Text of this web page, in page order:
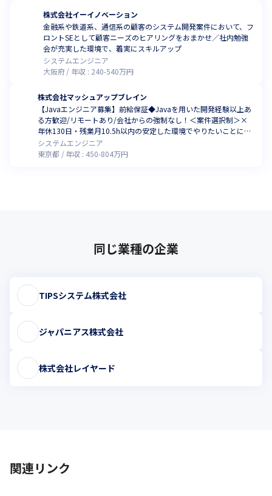
株式会社イーイノベーション
金融系や鉄道系、通信系の顧客のシステム開発案件において、フ
ロントSEとして顧客ニーズのヒアリングをおまかせ／社内勉強
会が充実した環境で、着実にスキルアップ
システムエンジニア
大阪府
年収 : 240-540万円
株式会社マッシュアップブレイン
【Javaエンジニア募集】前給保証◆Javaを用いた開発経験以上あ
る方歓迎/リモートあり/会社からの強制なし！＜案件選択制＞×
年休130日・残業月10.5h以内の安定した環境でやりたいことに挑
戦！ランチ代補助あり
システムエンジニア
東京都
年収 : 450-804万円
同じ業種の企業
TIPSシステム株式会社
ジャパニアス株式会社
株式会社レイヤード
関連リンク